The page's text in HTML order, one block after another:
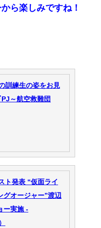
ら楽しみですね！
訓練生の姿をお見
～航空救難団
ト発表 “仮面ライ
グオージャー”渡辺
ー実施 -